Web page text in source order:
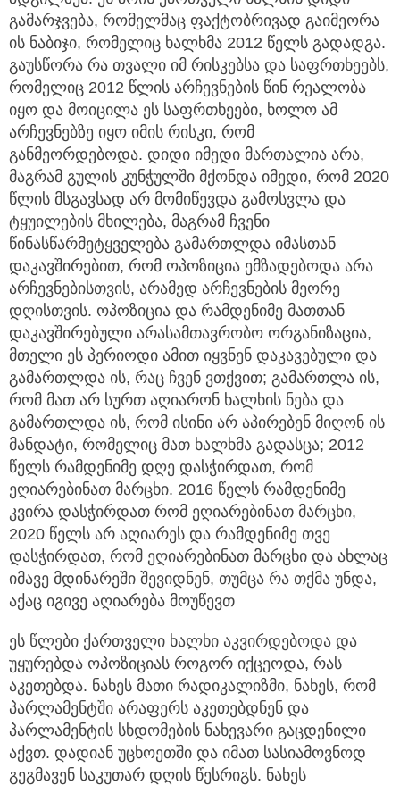
გამარჯვება, რომელმაც ფაქტობრივად გაიმეორა
ის ნაბიჯი, რომელიც ხალხმა 2012 წელს გადადგა.
გაუსწორა რა თვალი იმ რისკებსა და საფრთხეებს,
რომელიც 2012 წლის არჩევნების წინ რეალობა
იყო და მოიცილა ეს საფრთხეები, ხოლო ამ
არჩევნებზე იყო იმის რისკი, რომ
განმეორდებოდა. დიდი იმედი მართალია არა,
მაგრამ გულის კუნჭულში მქონდა იმედი, რომ 2020
წლის მსგავსად არ მომიწევდა გამოსვლა და
ტყუილების მხილება, მაგრამ ჩვენი
წინასწარმეტყველება გამართლდა იმასთან
დაკავშირებით, რომ ოპოზიცია ემზადებოდა არა
არჩევნებისთვის, არამედ არჩევნების მეორე
დღისთვის. ოპოზიცია და რამდენიმე მათთან
დაკავშირებული არასამთავრობო ორგანიზაცია,
მთელი ეს პერიოდი ამით იყვნენ დაკავებული და
გამართლდა ის, რაც ჩვენ ვთქვით; გამართლა ის,
რომ მათ არ სურთ აღიარონ ხალხის ნება და
გამართლდა ის, რომ ისინი არ აპირებენ მიღონ ის
მანდატი, რომელიც მათ ხალხმა გადასცა; 2012
წელს რამდენიმე დღე დასჭირდათ, რომ
ეღიარებინათ მარცხი. 2016 წელს რამდენიმე
კვირა დასჭირდათ რომ ეღიარებინათ მარცხი,
2020 წელს არ აღიარეს და რამდენიმე თვე
დასჭირდათ, რომ ეღიარებინათ მარცხი და ახლაც
იმავე მდინარეში შევიდნენ, თუმცა რა თქმა უნდა,
აქაც იგივე აღიარება მოუწევთ
ეს წლები ქართველი ხალხი აკვირდებოდა და
უყურებდა ოპოზიციას როგორ იქცეოდა, რას
აკეთებდა. ნახეს მათი რადიკალიზმი, ნახეს, რომ
პარლამენტში არაფერს აკეთებდნენ და
პარლამენტის სხდომების ნახევარი გაცდენილი
აქვთ. დადიან უცხოეთში და იმათ სასიამოვნოდ
გეგმავენ საკუთარ დღის წესრიგს. ნახეს